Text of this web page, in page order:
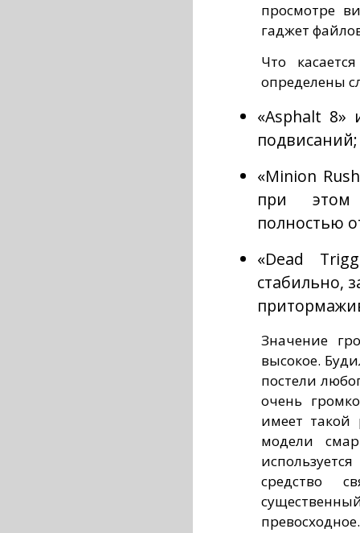
просмотре
гаджет
Что
определены
«Asphalt 8»
подвисаний;
«Minion
при этом
полностью
«Dead
стабильно,
Значение
высокое.
постели
очень
имеет
модели
средство